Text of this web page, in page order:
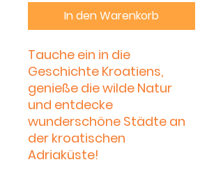
In den Warenkorb
Tauche ein in die
Geschichte Kroatiens,
genieße die wilde Natur
und entdecke
wunderschöne Städte an
der kroatischen
Adriaküste!